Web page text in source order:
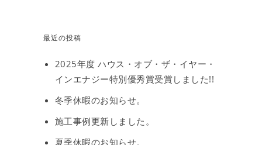
最近の投稿
2025年度 ハウス・オブ・ザ・イヤー・
インエナジー特別優秀賞受賞しました!!
冬季休暇のお知らせ。
施工事例更新しました。
夏季休暇のお知らせ。